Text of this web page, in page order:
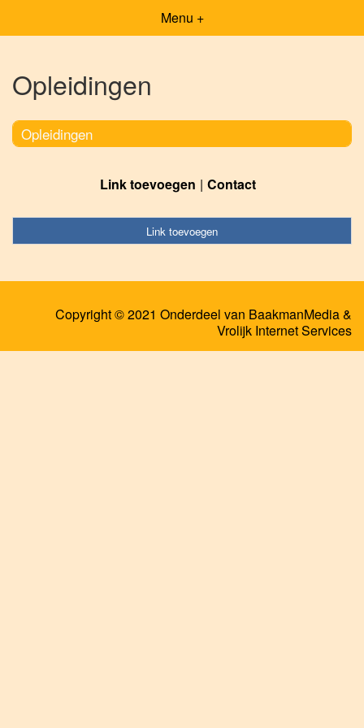
Menu +
Opleidingen
Opleidingen
Link toevoegen Contact
Link toevoegen
Copyright © 2021 Onderdeel van BaakmanMedia&
Vrolijk Internet Services